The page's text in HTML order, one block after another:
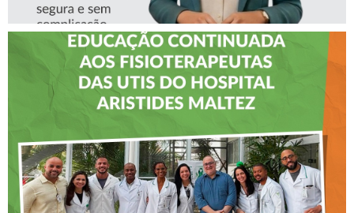
CREFITO-7 LEVA EDUCAÇÃO
CONTINUADA AOS
FISIOTERAPEUTAS DAS UTIs
DO HOSPITAL ARISTIDES
MALTEZ